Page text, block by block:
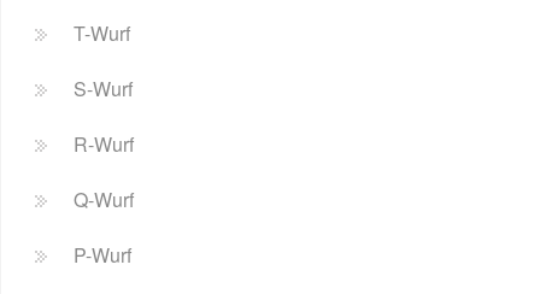
T-Wurf
S-Wurf
R-Wurf
Q-Wurf
P-Wurf